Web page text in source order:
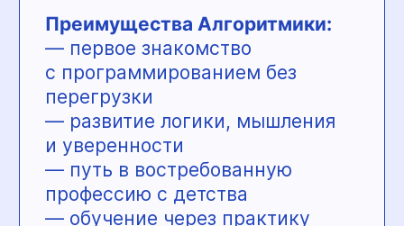
— заботливые
и квалифицированные педагоги
— ежедневные развивающие,
творческие и музыкальные
занятия
— обучение культурно-
гигиеническим навыкам
— социально-коммуникативное
развитие
— собственный пищеблок
— лицензия на образовательную
деятельность